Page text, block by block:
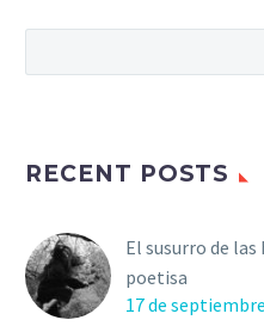
RECENT POSTS
El susurro de
poetisa
17 de